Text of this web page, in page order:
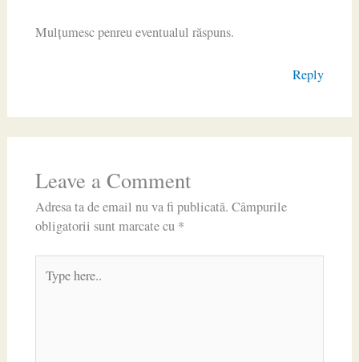
Mulțumesc penreu eventualul răspuns.
Reply
Leave a Comment
Adresa ta de email nu va fi publicată. Câmpurile
obligatorii sunt marcate cu *
here..